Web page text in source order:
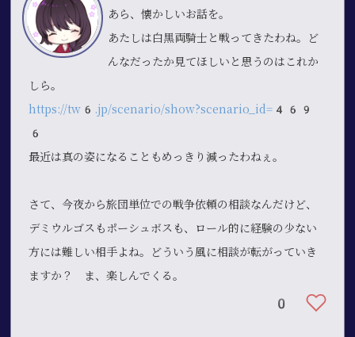
あら、懐かしいお話を。
あたしは白黒両騎士と戦ってきたわね。ど
んなだったか見てほしいと思うのはこれか
しら。
https://tw6.jp/scenario/show?scenario_id=469
6
最近は真の姿になることもめっきり減ったわねぇ。
さて、今夜から旅団単位での戦争依頼の相談なんだけど、
デミウルゴスもポーシュボスも、ロール的に経験の少ない
方には難しい相手よね。どういう風に相談が転がっていき
ますか？ ま、楽しんでくる。
0